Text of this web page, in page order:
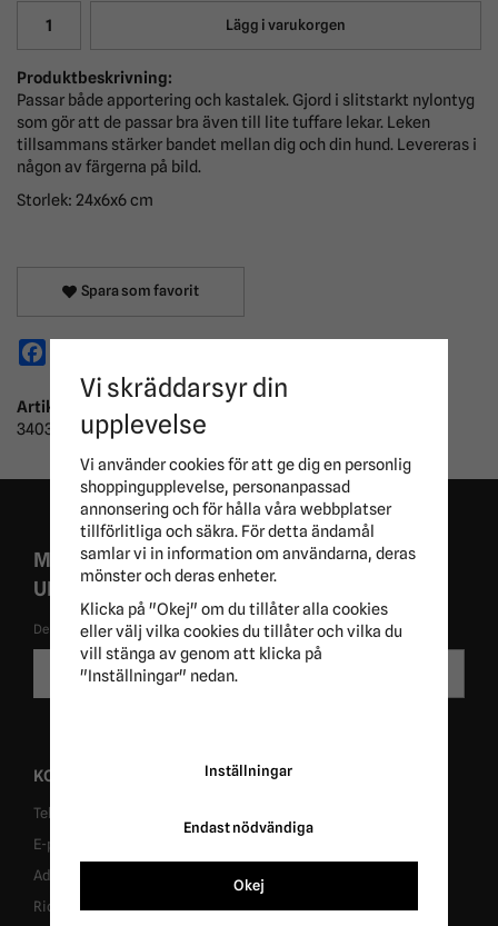
Lägg i varukorgen
Produktbeskrivning:
Passar både apportering och kastalek. Gjord i slitstarkt nylontyg
som gör att de passar bra även till lite tuffare lekar. Leken
tillsammans stärker bandet mellan dig och din hund. Levereras i
någon av färgerna på bild.
Storlek: 24x6x6 cm
Spara som favorit
Artikelnummer:
340371
MISSA ALDRIG EXKLUSIVA KAMPANJER OCH
UNIKA ERBJUDANDEN!
De uppgifter du matar in kommer endast användas till våra nyhetsbrev.
postadress
KONTAKT
Tel: 0431-302040
E-post: info@ridersport.se
Adress: Tomtaholmsvägen 1, 269 41 Östra Karup
Ridersport in Sweden AB
Vi skräddarsyr din
upplevelse
Vi använder cookies för att ge dig en personlig
shoppingupplevelse, personanpassad
annonsering och för hålla våra webbplatser
tillförlitliga och säkra. För detta ändamål
samlar vi in information om användarna, deras
mönster och deras enheter.
Klicka på "Okej" om du tillåter alla cookies
eller välj vilka cookies du tillåter och vilka du
vill stänga av genom att klicka på
"Inställningar" nedan.
Inställningar
Endast nödvändiga
Okej